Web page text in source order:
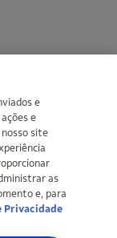
2026 | CNPJ:
e
e
site
as
e, para
Privacidade